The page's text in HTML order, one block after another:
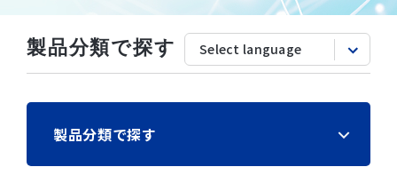
製品分類で探す
製品分類で探す